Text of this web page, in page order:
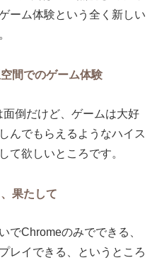
ーム体験という全く新しい
間でのゲーム体験
倒だけど、ゲームは大好
んでもらえるようなハイス
て欲しいところです。
果たして
でChromeのみでできる、
レイできる、というところ